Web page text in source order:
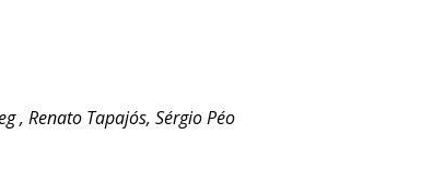
, Renato Tapajós, Sérgio Péo